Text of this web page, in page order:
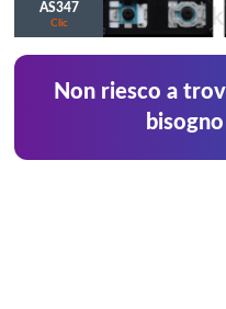
AS347
Clic
Non riesco a